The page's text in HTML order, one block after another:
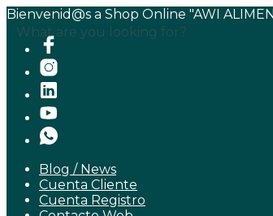
Bienvenid@s a Shop Online "AWI
Blog / News
Cuenta Cliente
Cuenta Registro
What are you looking for?